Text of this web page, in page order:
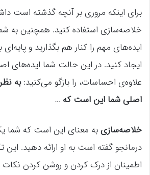
برای اینکه مروری بر آنچه گذشته است
خلاصه‌سازی استفاده کنید. همچنین به
ایده‌های مهم‌ را کنار هم بگذارید و
ایجاد کنید. در این حالت شما ایده‌های
علاوه‌ی احساسات، را بازگو می‌کنید:به
اصلی شما این است که …
خلاصه‌سازیبه معنای این است که شما
درمانجو گفته است به او ارائه دهید. این
اطمینان از درک کردن و روشن کردن